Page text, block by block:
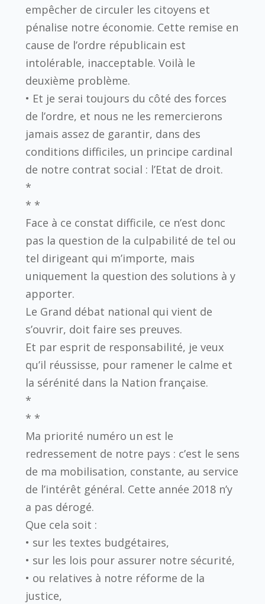
empêcher de circuler les citoyens et
pénalise notre économie. Cette remise en
cause de l’ordre républicain est
intolérable, inacceptable. Voilà le
deuxième problème.
• Et je serai toujours du côté des forces
de l’ordre, et nous ne les remercierons
jamais assez de garantir, dans des
conditions difficiles, un principe cardinal
de notre contrat social : l’Etat de droit.
*
* *
Face à ce constat difficile, ce n’est donc
pas la question de la culpabilité de tel ou
tel dirigeant qui m’importe, mais
uniquement la question des solutions à y
apporter.
Le Grand débat national qui vient de
s’ouvrir, doit faire ses preuves.
Et par esprit de responsabilité, je veux
qu’il réussisse, pour ramener le calme et
la sérénité dans la Nation française.
*
* *
Ma priorité numéro un est le
redressement de notre pays : c’est le sens
de ma mobilisation, constante, au service
de l’intérêt général. Cette année 2018 n’y
a pas dérogé.
Que cela soit :
• sur les textes budgétaires,
• sur les lois pour assurer notre sécurité,
• ou relatives à notre réforme de la
justice,